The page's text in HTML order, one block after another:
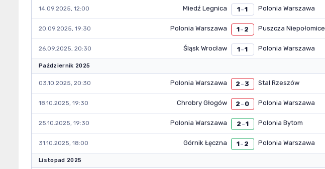
14.09.2025, 12:00 Miedź Legnica 1–1 Polonia Warszawa
20.09.2025, 19:30 Polonia Warszawa 1– 2 Puszcza Niepołomice
26.09.2025, 20:30 Śląsk Wrocław 1–1 Polonia Warszawa
Październik 2025
03.10.2025, 20:30 Polonia Warszawa 2 –3 Stal Rzeszów
18.10.2025, 19:30 Chrobry Głogów 2 – 0 Polonia Warszawa
25.10.2025, 19:30 Polonia Warszawa 2 –1 Polonia Bytom
31.10.2025, 18:00 Górnik Łęczna 1– 2 Polonia Warszawa
Listopad 2025